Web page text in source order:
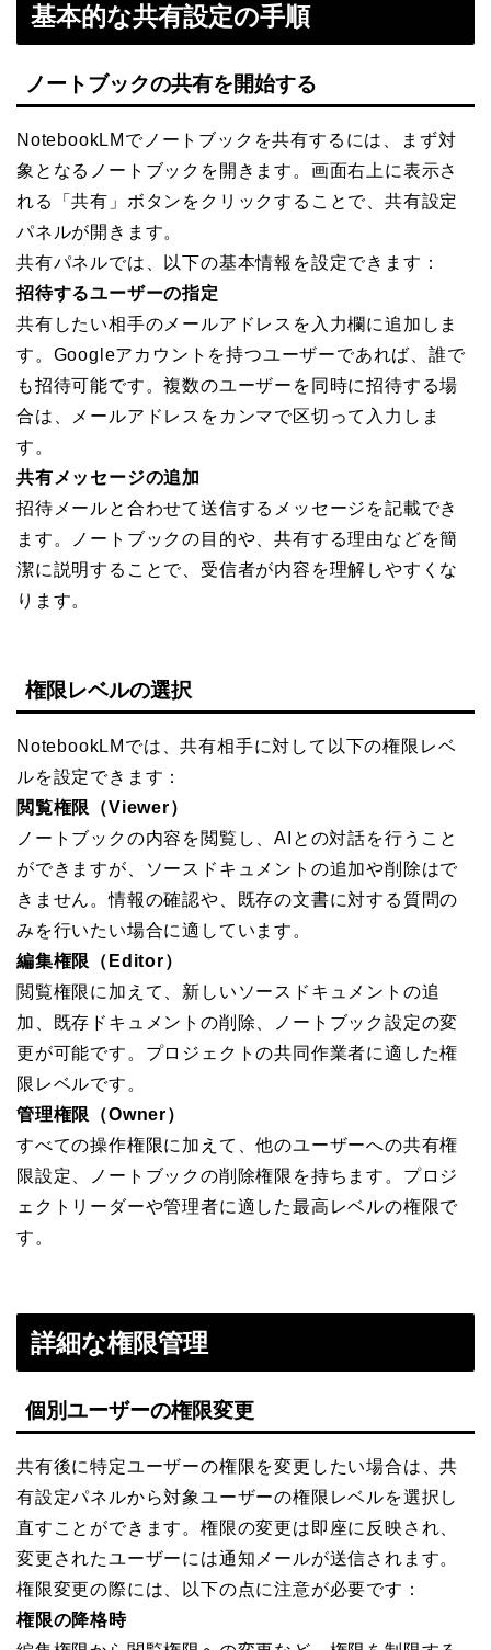
基本的な共有設定の手順
ノートブックの共有を開始する
NotebookLMでノートブックを共有するには、まず対
象となるノートブックを開きます。画面右上に表示さ
れる「共有」ボタンをクリックすることで、共有設定
パネルが開きます。
共有パネルでは、以下の基本情報を設定できます：
招待するユーザーの指定
共有したい相手のメールアドレスを入力欄に追加しま
す。Googleアカウントを持つユーザーであれば、誰で
も招待可能です。複数のユーザーを同時に招待する場
合は、メールアドレスをカンマで区切って入力しま
す。
共有メッセージの追加
招待メールと合わせて送信するメッセージを記載でき
ます。ノートブックの目的や、共有する理由などを簡
潔に説明することで、受信者が内容を理解しやすくな
ります。
権限レベルの選択
NotebookLMでは、共有相手に対して以下の権限レベ
ルを設定できます：
閲覧権限（Viewer）
ノートブックの内容を閲覧し、AIとの対話を行うこと
ができますが、ソースドキュメントの追加や削除はで
きません。情報の確認や、既存の文書に対する質問の
みを行いたい場合に適しています。
編集権限（Editor）
閲覧権限に加えて、新しいソースドキュメントの追
加、既存ドキュメントの削除、ノートブック設定の変
更が可能です。プロジェクトの共同作業者に適した権
限レベルです。
管理権限（Owner）
すべての操作権限に加えて、他のユーザーへの共有権
限設定、ノートブックの削除権限を持ちます。プロジ
ェクトリーダーや管理者に適した最高レベルの権限で
す。
詳細な権限管理
個別ユーザーの権限変更
共有後に特定ユーザーの権限を変更したい場合は、共
有設定パネルから対象ユーザーの権限レベルを選択し
直すことができます。権限の変更は即座に反映され、
変更されたユーザーには通知メールが送信されます。
権限変更の際には、以下の点に注意が必要です：
権限の降格時